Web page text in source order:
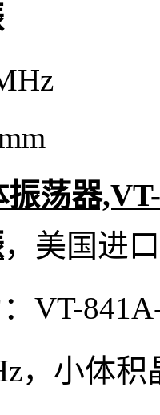
荡器
， 美国进
VT-
，小体